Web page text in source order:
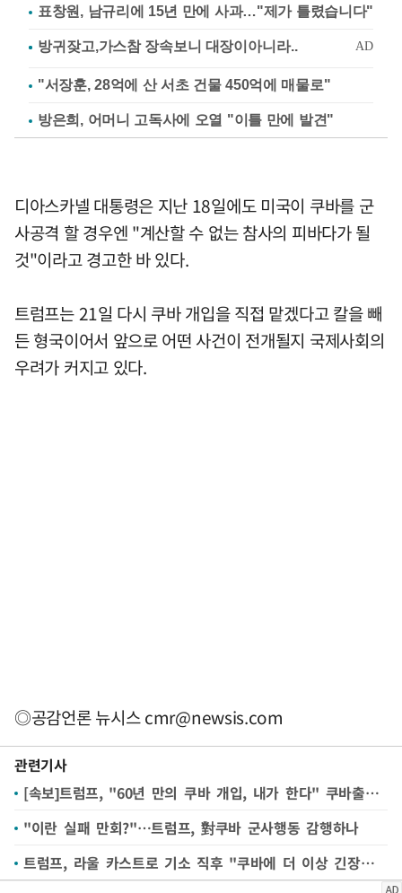
표창원, 남규리에 15년 만에 사과…"제가 틀렸습니다"
"서장훈, 28억에 산 서초 건물 450억에 매물로"
방은희, 어머니 고독사에 오열 "이틀 만에 발견"
디아스카넬 대통령은 지난 18일에도 미국이 쿠바를 군
사공격 할 경우엔 "계산할 수 없는 참사의 피바다가 될
것"이라고 경고한 바 있다.
트럼프는 21일 다시 쿠바 개입을 직접 맡겠다고 칼을 빼
든 형국이어서 앞으로 어떤 사건이 전개될지 국제사회의
우려가 커지고 있다.
◎공감언론 뉴시스cmr@newsis.com
관련기사
[속보]트럼프, "60년 만의 쿠바 개입, 내가 한다" 쿠바출신 미 이민들 동원 시사
"이란 실패 만회?"…트럼프, 對쿠바 군사행동 감행하나
트럼프, 라울 카스트로 기소 직후 "쿠바에 더 이상 긴장확대 없을 것"